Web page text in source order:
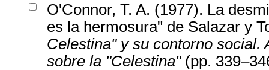
O'Connor, T. A. (1977). La
es la hermosura" de Salazar y
Celestina" y su contorno social.
sobre la "Celestina"(pp.